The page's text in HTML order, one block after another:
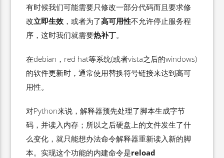
有时候我们可能需要只修改一部分代码而且要求修
改立即生效 ，或者为了高可用性不允许停止服务程
序，这时我们就需要热补丁。
在debian，red hat等系统(或者vista之后的windows)
的软件更新时，通常使用替换符号链接来达到高可
用性。
对Python来说，解释器预先处理了脚本生成字节
码，并读入内存；所以之后硬盘上的文件发生了什
么变化，就只能想办法命令解释器重新读入新的脚
本。实现这个功能的内建命令是reload